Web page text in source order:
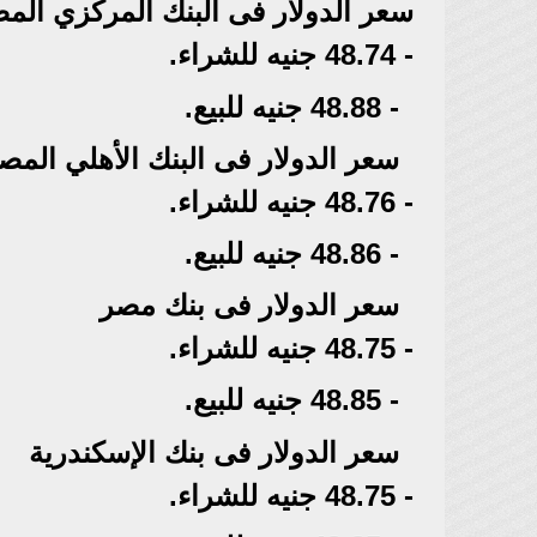
سعر الدولار فى البنك المركزي
- 48.74 جنيه للشراء.
- 48.88 جنيه للبيع.
سعر الدولار فى البنك الأهلي
- 48.76 جنيه للشراء.
- 48.86 جنيه للبيع.
سعر الدولار فى بنك مصر
- 48.75 جنيه للشراء.
- 48.85 جنيه للبيع.
سعر الدولار فى بنك الإسكندرية
- 48.75 جنيه للشراء.